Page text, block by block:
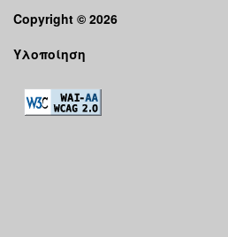
Copyright © 2026
Υλοποίηση